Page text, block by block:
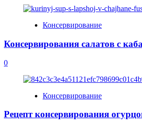
Консервирование
Консервирования салатов с
0
Консервирование
Рецепт консервирования